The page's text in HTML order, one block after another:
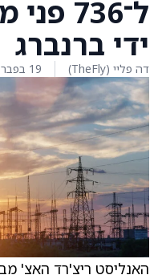
ידי ברנברג
דה פליי (TheFly) 19 בפברואר 2026
האנליסט ריצ'רד האצ'